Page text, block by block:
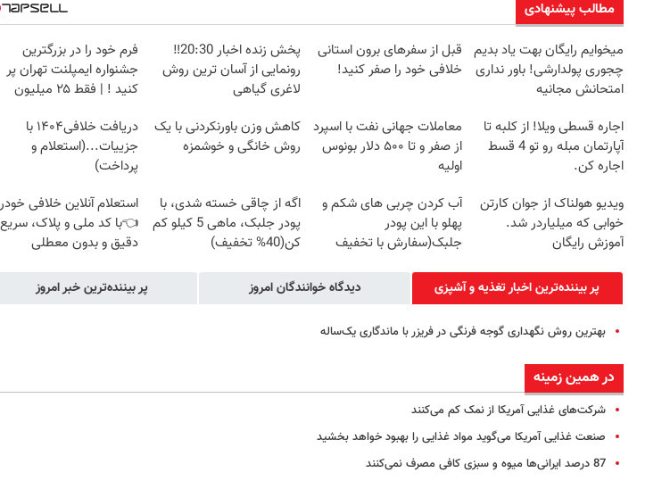
مطالب پیشنهادی
میخوایم رایگان بهت یاد بدیم
چجوری پولدارشی! باور نداری
امتحانش مجانیه
قبل از سفرهای برون استانی
خلافی خود را صفر کنید!
پخش زنده اخبار 20:30‼️
رونمایی از آسان ترین روش
لاغری گیاهی
فرم خود را در بزرگترین
جشنواره ایمپلنت تهران پر
کنید ! | فقط ۲۵ میلیون
اجاره‌ قسطی ویلا! از کلبه تا
آپارتمان مبله رو تو 4 قسط
اجاره کن.
معاملات جهانی نفت با اسپرد
از صفر و تا ۵۰۰ دلار بونوس
اولیه
کاهش وزن باورنکردنی با یک
روش خانگی و خوشمزه
دریافت خلافی۱۴۰۴ با
جزییات...(استعلام و
پرداخت)
ویدیو هولناک از جوان کارتن
خوابی که میلیاردر شد.
آموزش رایگان
آب کردن چربی های شکم و
پهلو با این پودر
جلبک(سفارش با تخفیف
اگه از چاقی خسته شدی، با
پودر جلبک، ماهی 5 کیلو کم
کن(40% تخفیف)
استعلام آنلاین خلافی
👈با کد ملی و پلاک،
دقیق و بدون معطلی
پر بیننده‌ترین اخبار تغذیه و آشپزی دیدگاه خوانندگان امروز پر بیننده‌ترین خبر امروز
بهترین روش نگهداری گوجه فرنگی در فریزر با ماندگاری یک‌ساله
در همین زمینه
شرکت‌های غذایی آمریکا از نمک کم می‌کنند
صنعت غذایی آمریکا می‌گوید مواد غذایی را بهبود خواهد بخشید
87 درصد ایرانی‌ها میوه و سبزی کافی مصرف نمی‌کنند